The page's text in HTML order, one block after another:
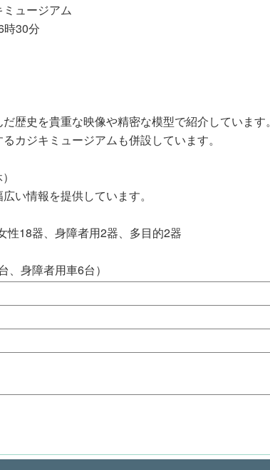
ュージアム
時30分
歴史を貴重な映像や精密な模型で紹介しています。
カジキミュージアムも併設しています。
い情報を提供しています。
性18器、身障者用2器、多目的2器
身障者用車6台）